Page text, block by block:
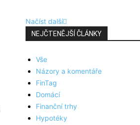
Načíst další
NEJČTENĚJŠÍ ČLÁNKY
Vše
Názory a komentáře
FinTag
Domácí
Finanční trhy
Hypotéky